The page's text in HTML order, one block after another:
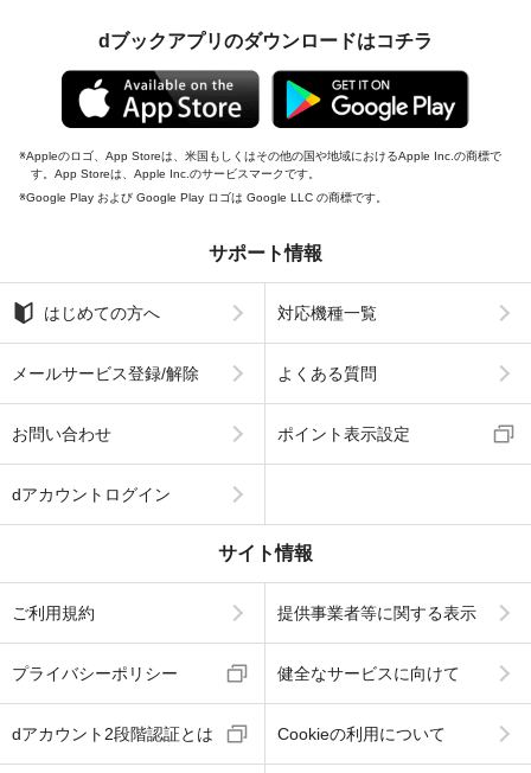
dブックアプリのダウンロードはコチラ
Appleのロゴ、App Storeは、米国もしくはその他の国や地域におけるApple Inc.の商標で
す。App Storeは、Apple Inc.のサービスマークです。
Google Play および Google Play ロゴは Google LLC の商標です。
サポート情報
はじめての方へ 対応機種一覧
メールサービス登録/解除 よくある質問
お問い合わせ ポイント表示設定
dアカウントログイン
サイト情報
ご利用規約 提供事業者等に関する表示
プライバシーポリシー 健全なサービスに向けて
dアカウント2段階認証とは Cookieの利用について